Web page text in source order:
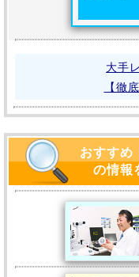
大手
【徹
おすすめ
の情報